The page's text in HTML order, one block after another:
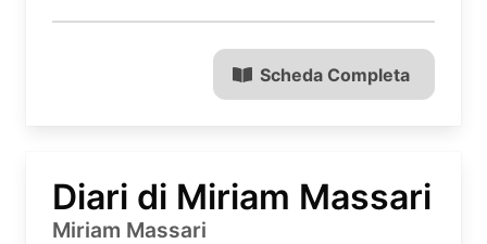
Scheda Completa
Diari di Miriam Massari
Miriam Massari